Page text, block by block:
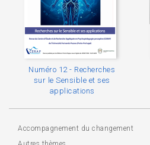
Numéro 12 - Recherches
sur le Sensible et ses
applications
Accompagnement du changement